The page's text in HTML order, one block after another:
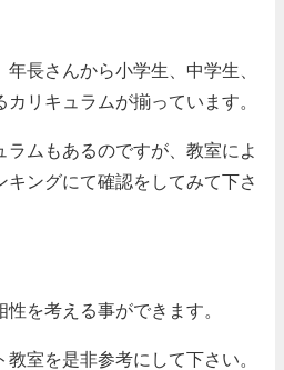
長さんから小学生、中学生、
リキュラムが揃っています。
ラムもあるのですが、教室によ
キングにて確認をしてみて下さ
を考える事ができます。
室を是非参考にして下さい。